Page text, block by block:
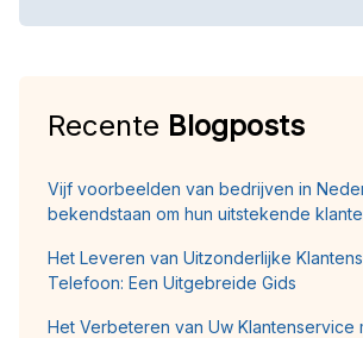
Recente Blogposts
Vijf voorbeelden van bedrijven in
bekendstaan om hun uitstekende
Het Leveren van Uitzonderlijke
Telefoon: Een Uitgebreide Gids
Het Verbeteren van Uw Klantenservice